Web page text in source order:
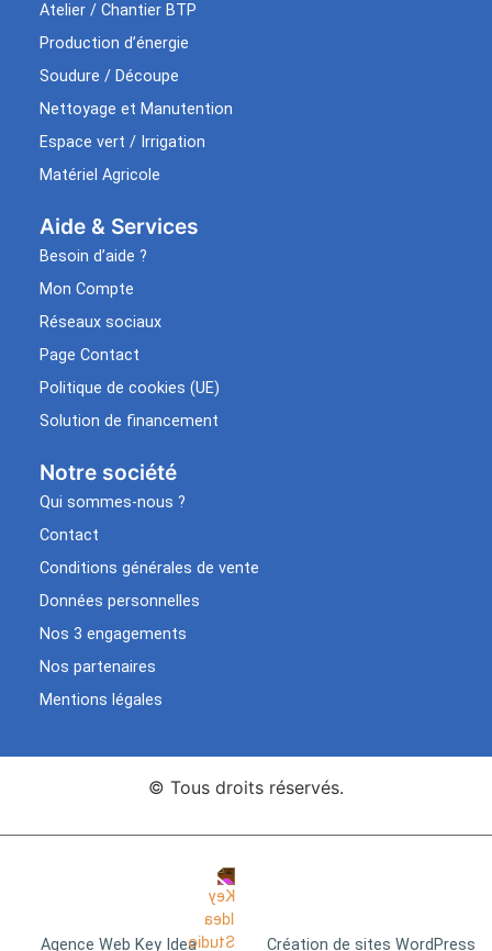
Atelier / Chantier BTP
Production d’énergie
Soudure / Découpe
Nettoyage et Manutention
Espace vert / Irrigation
Matériel Agricole
Aide & Services​
Besoin d’aide ?
Mon Compte
Réseaux sociaux
Page Contact
Politique de cookies (UE)
Solution de financement
Notre société
Qui sommes-nous ?
Contact
Conditions générales de vente
Données personnelles
Nos 3 engagements
Nos partenaires
Mentions légales
© Tous droits réservés.
Agence Web Key Idea
Création de sites WordPress